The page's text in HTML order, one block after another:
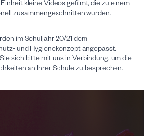
kleine Videos gefilmt, die zu einem
zusammengeschnitten wurden.
im Schuljahr 20/21 dem
und Hygienekonzept angepasst.
sich bitte mit uns in Verbindung, um die
an Ihrer Schule zu besprechen.